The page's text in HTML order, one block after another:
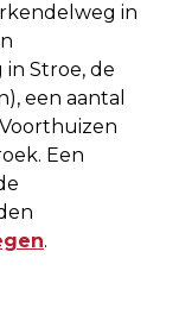
in
Stroe, de
een aantal
Een
.